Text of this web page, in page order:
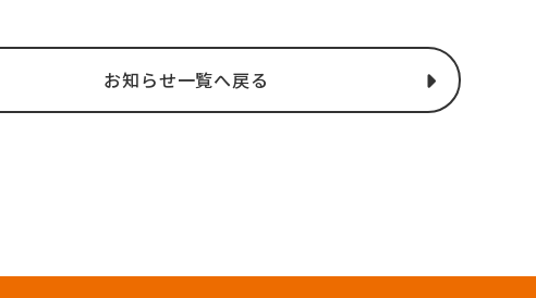
お知らせ一覧へ戻る